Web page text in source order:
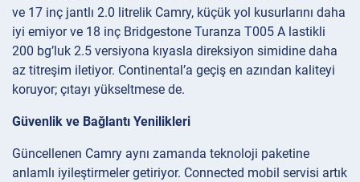
ve 17 inç jantlı 2.0 litrelik Camry, küçük yol kusurlarını daha
iyi emiyor ve 18 inç Bridgestone Turanza T005 A lastikli
200 bg’luk 2.5 versiyona kıyasla direksiyon simidine daha
az titreşim iletiyor. Continental’a geçiş en azından kaliteyi
koruyor; çıtayı yükseltmese de.
Güvenlik ve Bağlantı Yenilikleri
Güncellenen Camry aynı zamanda teknoloji paketine
anlamlı iyileştirmeler getiriyor. Connected mobil servisi artık